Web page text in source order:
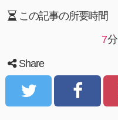
この記事の所要時間
7分
Share